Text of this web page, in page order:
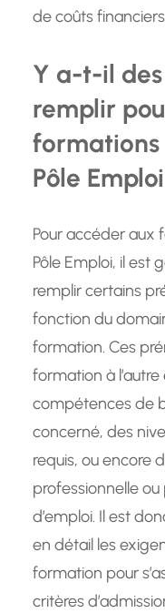
de coûts
Y a-t-il
remplir
formations
Pôle
Pour accéder aux
Pôle Emploi, il est
remplir certains
fonction du
formation. Ces
formation à
compétences de
concerné, des
requis, ou encore
professionnelle
d’emploi. Il est
en détail les
formation pour
critères